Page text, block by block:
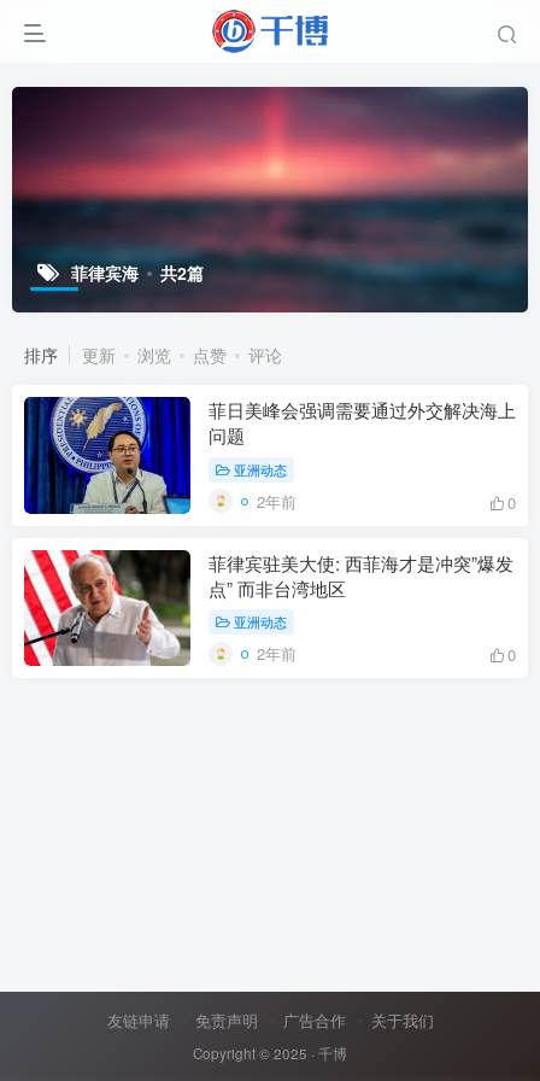
菲律宾海 共2篇
排序 更新 浏览 点赞 评论
菲日美峰会强调需要通过外交解决海上
问题
亚洲动态
2年前 0
菲律宾驻美大使: 西菲海才是冲突”爆发
点” 而非台湾地区
亚洲动态
2年前 0
友链申请 免责声明 广告合作 关于我们
Copyright © 2025 · 千博